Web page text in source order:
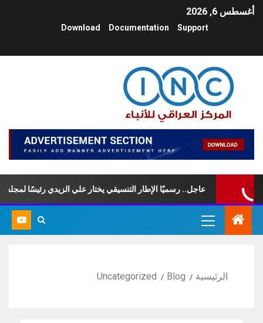
أغسطس 6, 2026
Support
Documentation
Download
عاجل.. رسميًا الإطار التنسيقي يختار علي الزيدي رئيسًا لمجلس
الرئيسية Blog
Uncategorized